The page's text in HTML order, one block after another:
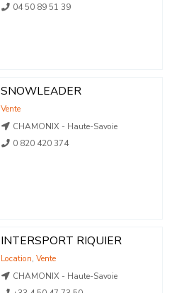
04 50 89 51 39
SNOWLEADER
Vente
CHAMONIX - Haute-Savoie
0 820 420 374
INTERSPORT RIQUIER
Location, Vente
CHAMONIX - Haute-Savoie